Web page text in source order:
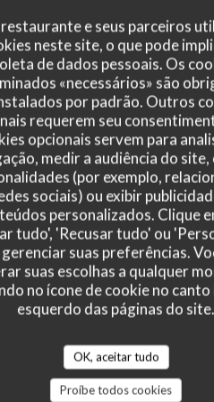
e seus parceiros
neste site, o que pode
de dados pessoais. Os
«necessários» são
por padrão. Outros
requerem seu
opcionais servem para
medir a audiência do
(por exemplo,
sociais) ou exibir
personalizados. Clique
tudo', 'Recusar tudo' ou
suas preferências.
suas escolhas a qualquer
no ícone de cookie no
esquerdo das páginas do site.
OK, aceitar tudo
Proíbe todos cookies
:4/5 quality_price: 5/5
atypique. Une carte
permettant
son bonheur. Les desserts
rapide et surtout 2 personnes
car nous avons pu profité
mais le spectacle est a l
ça